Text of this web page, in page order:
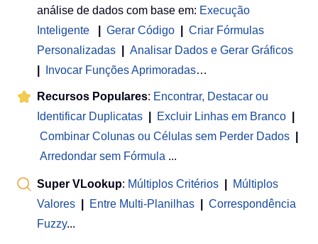
análise de dados com base em: Execução
Inteligente
Gerar Código
Criar Fórmulas
Personalizadas
Analisar Dados e Gerar Gráficos
Invocar Funções Aprimoradas…
Recursos Populares: Encontrar, Destacar ou
Identificar Duplicatas
Excluir Linhas em Branco
Combinar Colunas ou Células sem Perder Dados
Arredondar sem Fórmula ...
Super VLookup: Múltiplos Critérios
Múltiplos
Valores
Entre Multi-Planilhas
Correspondência
Fuzzy...